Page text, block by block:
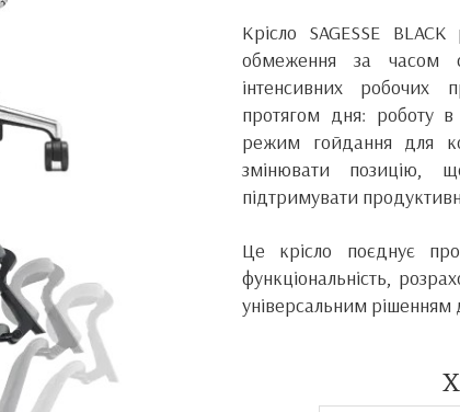
Крісло SAGESSE
обмеження за часом
інтенсивних робочих
протягом дня: роботу в
режим гойдання для
змінювати позицію,
підтримувати
Це крісло поєднує
функціональність,
універсальним рішенням